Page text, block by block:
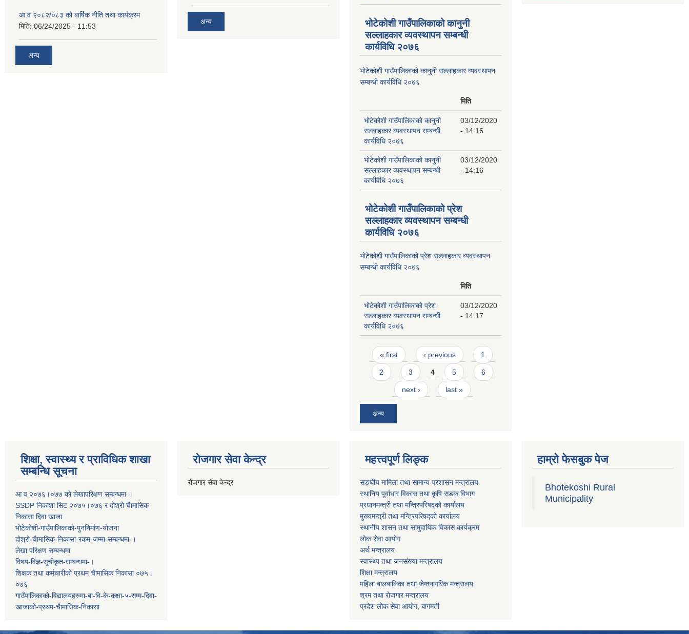
आ.व २०८२/०८३ को बार्षिक नीति तथा कार्यक्रम
मिति: 06/24/2025 - 11:53
अन्य
अन्य
भोटेकोशी गाउँपालिकाको कानुनी
सल्लाहकार व्यवस्थापन सम्बन्धी
कार्यविधि २०७६
भोटेकोशी गाउँपालिकाको कानुनी सल्लाहकार व्यवस्थापन
सम्बन्धी कार्यविधि २०७६
मिति
भोटेकोशी गाउँपालिकाको कानुनी
सल्लाहकार व्यवस्थापन सम्बन्धी
कार्यविधि २०७६
03/12/2020
- 14:16
भोटेकोशी गाउँपालिकाको कानुनी
सल्लाहकार व्यवस्थापन सम्बन्धी
कार्यविधि २०७६
03/12/2020
- 14:16
भोटेकोशी गाउँपालिकाको प्रेश
सल्लाहकार व्यवस्थापन सम्बन्धी
कार्यविधि २०७६
भोटेकोशी गाउँपालिकाको प्रेश सल्लाहकार व्यवस्थापन
सम्बन्धी कार्यविधि २०७६
मिति
भोटेकोशी गाउँपालिकाको प्रेश
सल्लाहकार व्यवस्थापन सम्बन्धी
कार्यविधि २०७६
03/12/2020
- 14:17
Pages
« first ‹ previous 1
2 3 4 5 6
next › last »
अन्य
शिक्षा, स्वास्थ्य र प्राविधिक शाखा
सम्बन्धि सूचना
आ व २०७६।०७७ काे लेखापरिक्षण सम्बन्धमा ।
SSDP निकाशा सिट २०७५।०७६ र दोश्रो चैामासिक
निकासा दिवा खाजा
भोटेकोशी-गाउँपालिकाको-पुननिर्माण-योजना
दोश्रो-चैामासिक-निकासा-रकम-जम्मा-सम्बन्धमा-।
लेखा परिक्षण सम्बन्धमा
विषय-विज्ञ-सूचीकृत-सम्बन्धमा-।
शिक्षक तथा कर्मचारीको प्रथम च‌ैामासिक निकासा ०७५।
०७६
गाउँपालिकाको-विद्यालयहरुमा-बा-वि-के-कक्षा-५-सम्म-दिवा-
खाजाको-प्रथम-चैामासिक-निकासा
रोजगार सेवा केन्द्र
रोजगार सेवा केन्द्र
महत्त्वपूर्ण लिङ्क
सङ्घीय मामिला तथा सामान्य प्रशासन मन्त्रालय
स्थानिय पूर्वाधार विकास तथा कृषि सडक विभाग
प्रधानमन्त्री तथा मन्त्रिपरिषद्को कार्यालय
मुख्यमन्त्री तथा मन्त्रिपरिषद्को कार्यालय
स्थानीय शासन तथा सामुदायिक विकास कार्यक्रम
लोक सेवा आयोग
अर्थ मन्त्रालय
स्वास्थ्य तथा जनस‌ंख्या मन्त्रालय
शिक्षा मन्त्रालय
महिला बालबालिका तथा जेष्ठनागरिक मन्त्रालय
श्रम तथा राेजगार मन्त्रालय
प्रदेश लोक सेवा आयाेग, बागमती
हाम्रो फेसबुक पेज
Bhotekoshi Rural
Municipality